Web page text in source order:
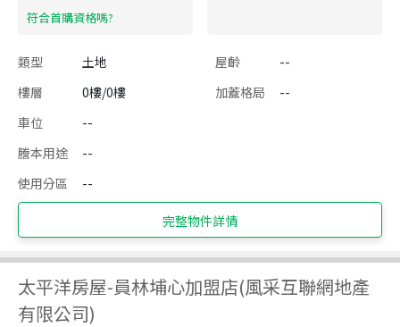
​符合首購資格嗎?
類型 土地 屋齡
--
樓層
0樓/0樓 加蓋格局
--
車位
--
謄本用途
--
使用分區
--
完整物件詳情
太平洋房屋-員林埔心加盟店(風采互聯網地產
有限公司)